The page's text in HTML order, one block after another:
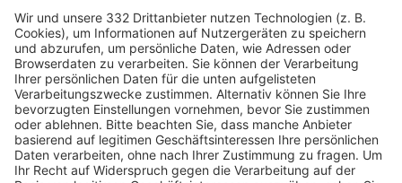
HÄUFIG BESUCHTE SEITEN
Pässe und Vereinswechsel
Trainerausbildung
Schulungsangebot Vereinsmitarbeiter
BFV-Geschäftsstellen
Trainerbörse